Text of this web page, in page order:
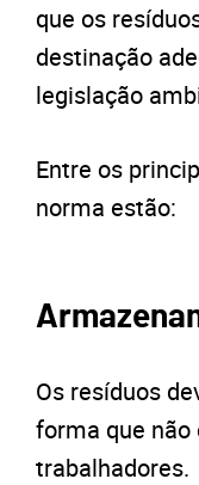
que os
destinação
legislação
Entre os
norma estão:
Os resíduos
forma que
trabalhadores.